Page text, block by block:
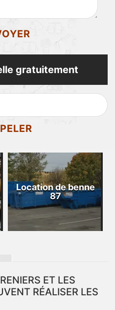
gratuitement
Location de benne
87
ET LES
RÉALISER LES